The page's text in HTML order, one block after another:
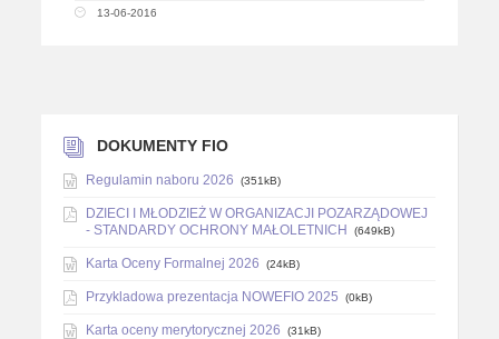
13-06-2016
DOKUMENTY FIO
Regulamin naboru 2026 (351kB)
DZIECI I MŁODZIEŻ W ORGANIZACJI POZARZĄDOWEJ
- STANDARDY OCHRONY MAŁOLETNICH
(649kB)
Karta Oceny Formalnej 2026 (24kB)
Przykladowa prezentacja NOWEFIO 2025 (0kB)
Karta oceny merytorycznej 2026 (31kB)